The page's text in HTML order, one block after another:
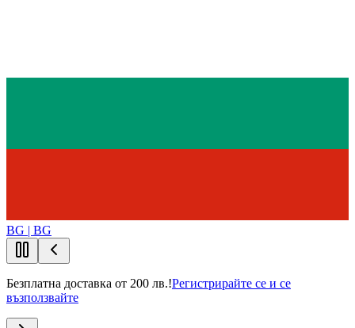
BG | BG
Безплатна доставка от 200 лв.!Регистрирайте се и се
възползвайте